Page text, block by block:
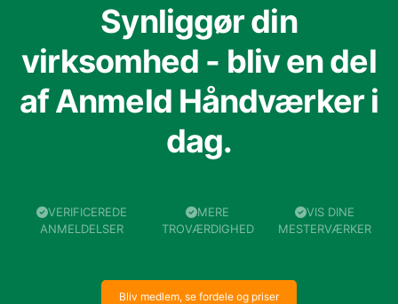
Synliggør din
virksomhed - bliv en del
af Anmeld Håndværker i
dag.
VERIFICEREDE
ANMELDELSER
MERE
TROVÆRDIGHED
VIS DINE
MESTERVÆRKER
Bliv medlem, se fordele og priser